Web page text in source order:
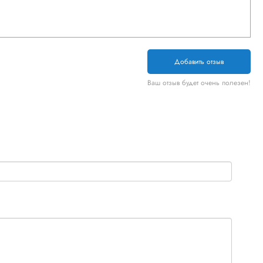
Добавить отзыв
Ваш отзыв будет очень полезен!